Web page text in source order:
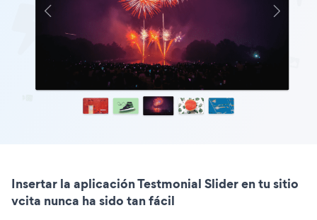
Insertar la aplicación Testmonial Slider en tu sitio
vcita nunca ha sido tan fácil